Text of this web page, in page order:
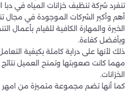
تنفرد شركة تنظيف خزانات المياه في
أهم وأكبر الشركات الموجودة في مجال
الخبرة والمهارة الكافية للقيام بأعمال
وبأفضل كفاءة.
ذلك لأنها على دراية كاملة بكيفية
مهما كانت صعوبتها وتمنح العميل
الخزانات.
كما أنها تضم مجموعة متميزة من امهر